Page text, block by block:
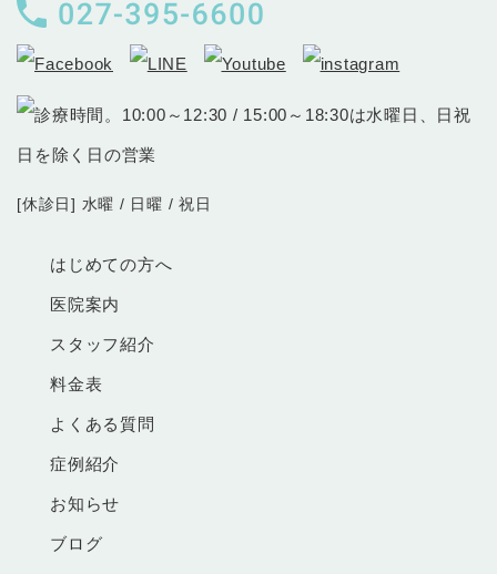
[休診日] 水曜 / 日曜 / 祝日
はじめての方へ
医院案内
スタッフ紹介
料金表
よくある質問
症例紹介
お知らせ
ブログ